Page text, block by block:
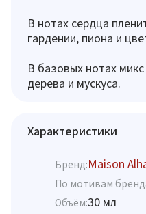
В нотах сердца
гардении, пиона и
В базовых нотах
дерева и мускуса.
Характеристики
Бренд:Maison
По мотивам
Объём:30 мл